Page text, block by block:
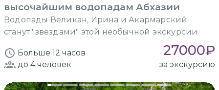
высочайшим водопадам Абхазии
Водопады Великан, Ирина и Акармарский
станут "звёздами" этой необычной экскурсии
Больше 12 часов 27000₽
до 4человек за экскурсию